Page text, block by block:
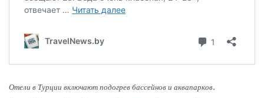
Отели в Турции включают подогрев бассейнов и аквапарков.